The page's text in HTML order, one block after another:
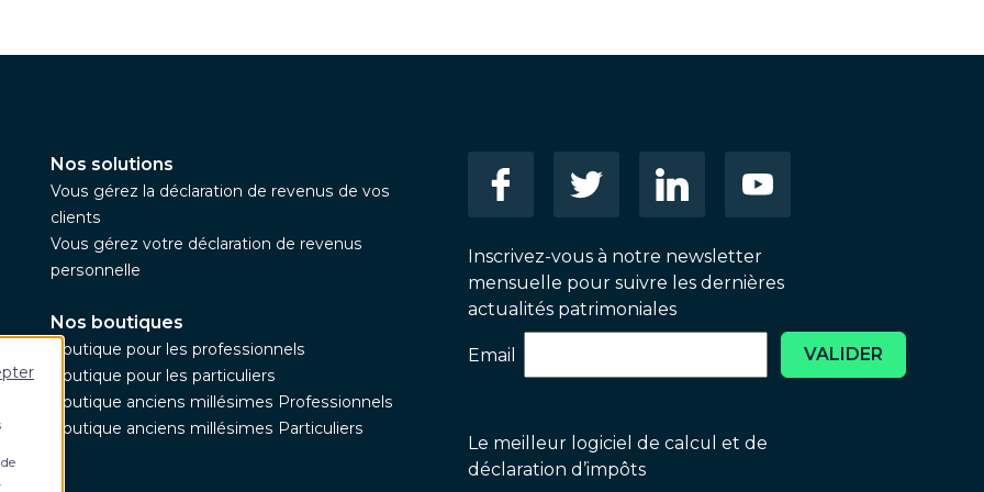
Nos solutions
Vous gérez la déclaration de revenus de vos
clients
Vous gérez votre déclaration de revenus
personnelle
Nos boutiques
Boutique pour les professionnels
Boutique pour les particuliers
Boutique anciens millésimes Professionnels
Boutique anciens millésimes Particuliers
Inscrivez-vous à notre newsletter
mensuelle pour suivre les dernières
actualités patrimoniales
Email VALIDER
Le meilleur logiciel de calcul et de
déclaration d’impôts